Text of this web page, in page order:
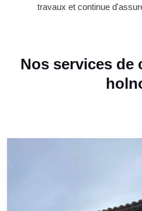
travaux et continue
Nos services de